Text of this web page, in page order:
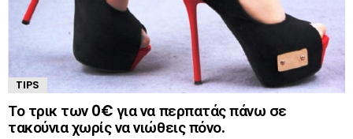
TIPS
Το τρικ των 0€ για να περπατάς πάνω σε
τακούνια χωρίς να νιώθεις πόνο.